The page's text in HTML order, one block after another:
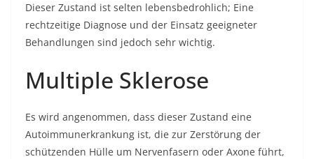
Dieser Zustand ist selten lebensbedrohlich; Eine
rechtzeitige Diagnose und der Einsatz geeigneter
Behandlungen sind jedoch sehr wichtig.
Multiple Sklerose
Es wird angenommen, dass dieser Zustand eine
Autoimmunerkrankung ist, die zur Zerstörung der
schützenden Hülle um Nervenfasern oder Axone führt,